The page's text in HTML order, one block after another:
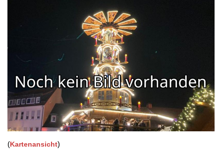
(Kartenansicht)